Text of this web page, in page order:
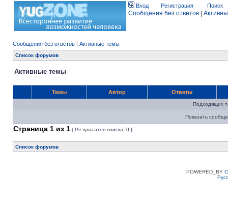
Вход Регистрация Поиск
Сообщения без ответов
Сообщения без ответов | Активные темы
Список форумов
Активные темы
Темы Автор Ответы
Подходящих
Показать
Страница 1 из 1 [ Результатов поиска: 0 ]
Список форумов
POWERED_BY